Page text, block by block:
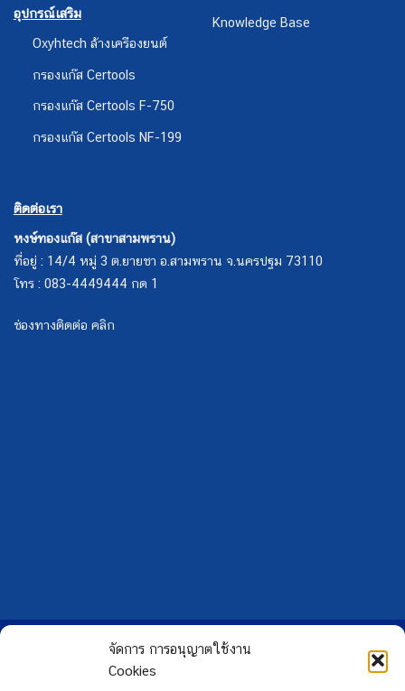
จัดการ การอนุญาตใช้งาน
Cookies
อุปกรณ์เสริม
Oxyhtech ล้างเครืองยนต์
กรองแก๊ส Certools
กรองแก๊ส Certools F-750
กรองแก๊ส Certools NF-199
Knowledge Base
ติดต่อเรา
หงษ์ทองแก๊ส (สาขาสามพราน)
ที่อยู่ : 14/4 หมู่ 3 ต.ยายชา อ.สามพราน จ.นครปฐม 73110
โทร : 083-4449444 กด 1
ช่องทางติดต่อ คลิก
Copyright 2026 © Hongtong Auto Gas